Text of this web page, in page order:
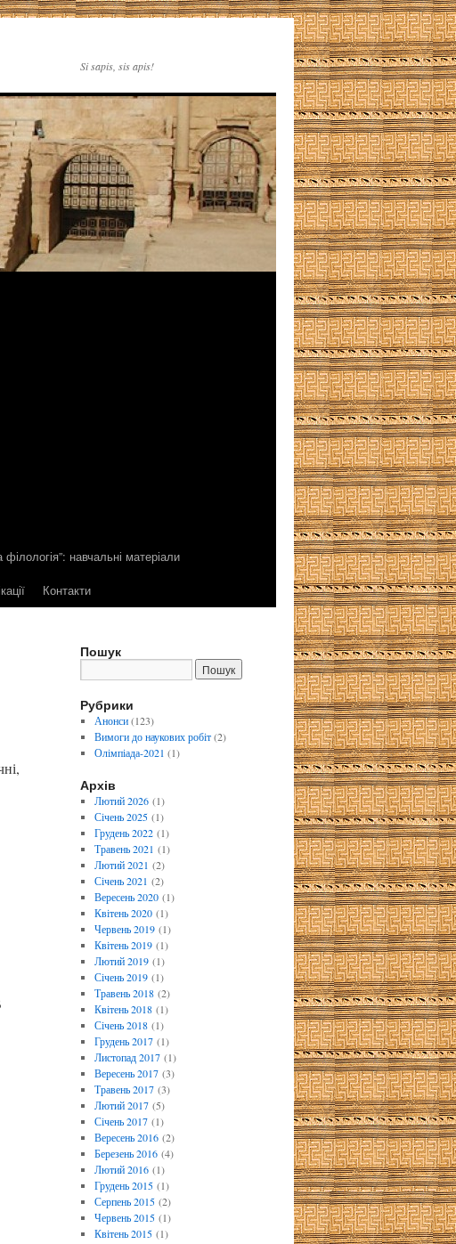
Si sapis, sis apis!
філологія”: навчальні матеріали
Контакти
Пошук
Рубрики
Анонси(123)
Вимоги до наукових робіт(2)
Олімпіада-2021 (1)
Архів
Лютий 2026(1)
Січень 2025(1)
Грудень 2022(1)
Травень 2021 (1)
Лютий 2021 (2)
Січень 2021 (2)
Вересень 2020(1)
Квітень 2020(1)
Червень 2019(1)
Квітень 2019(1)
Лютий 2019(1)
Січень 2019(1)
Травень 2018(2)
Квітень 2018(1)
Січень 2018(1)
Грудень 2017(1)
Листопад 2017(1)
Вересень 2017(3)
Травень 2017(3)
Лютий 2017(5)
Січень 2017(1)
Вересень 2016(2)
Березень 2016(4)
Лютий 2016(1)
Грудень 2015(1)
Серпень 2015(2)
Червень 2015(1)
Квітень 2015(1)